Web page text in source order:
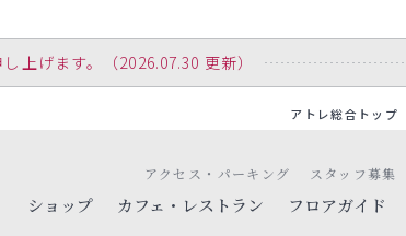
上げます。（2026.07.30 更新）
アトレ総合トップ
ショップ カフェ・レストラン フロアガイド
アクセス・パーキング スタッフ募集